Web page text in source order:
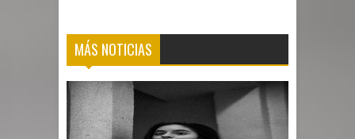
MÁS NOTICIAS